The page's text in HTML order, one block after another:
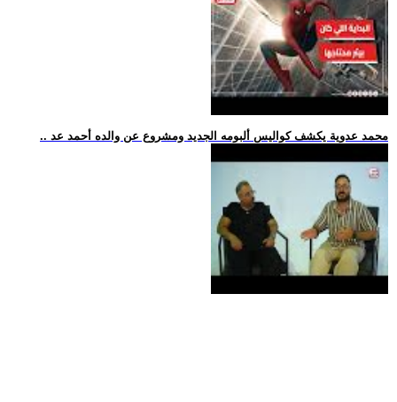
.. محمد عدوية يكشف كواليس ألبومه الجديد ومشروع عن والده أحمد عد